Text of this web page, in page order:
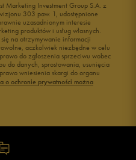
Marketing Investment Group S.A. z
303 paw. 1, udostępnione
uzasadnionym interesie
produktów i usług własnych.
na otrzymywanie informacji
aczkolwiek niezbędne w celu
do zgłoszenia sprzeciwu wobec
do danych, sprostowania, usunięcia
wniesienia skargi do organu
o ochronie prywatności można